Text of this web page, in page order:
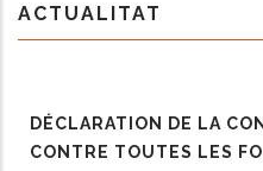
ACTUALITAT
DÉCLARATION DE LA
CONTRE TOUTES LES